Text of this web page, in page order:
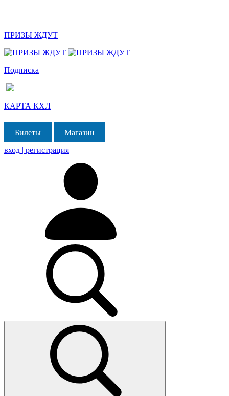
ПРИЗЫ ЖДУТ
Подписка
КАРТА КХЛ
Билеты
Магазин
вход | регистрация